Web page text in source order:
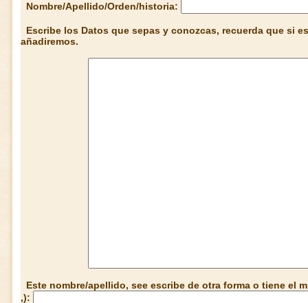
Nombre/Apellido/Orden/historia:
Escribe los Datos que sepas y conozcas, recuerda que si
añadiremos.
Este nombre/apellido, see escribe de otra forma o tiene el
,):